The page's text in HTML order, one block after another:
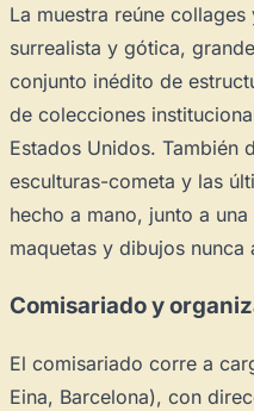
La muestra reúne
surrealista y gótica,
conjunto inédito de
de colecciones
Estados Unidos. También
esculturas-cometa y las
hecho a mano, junto a
maquetas y dibujos nunca
Comisariado y
El comisariado corre a
Eina, Barcelona), con